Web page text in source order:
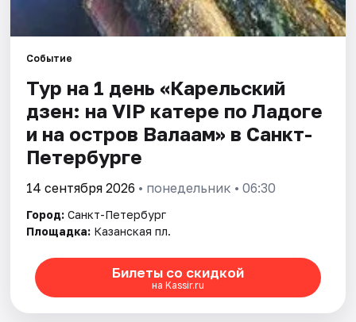
Событие
Тур на 1 день «Карельский
дзен: на VIP катере по Ладоге
и на остров Валаам» в Санкт-
Петербурге
14 сентября 2026 • понедельник • 06:30
Город: Санкт-Петербург
Площадка: Казанская пл.
Билеты со скидкой
на Kassir.ru